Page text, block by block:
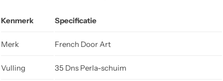
Kenmerk Specificatie
Merk French Door Art
Vulling 35 Dns Perla-schuim